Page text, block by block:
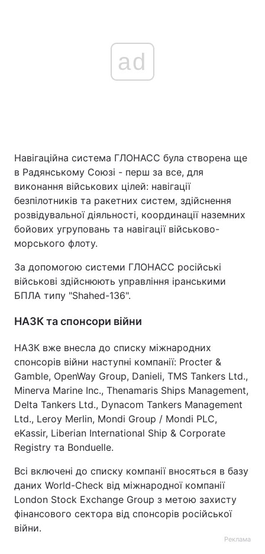
ad
Навігаційна система ГЛОНАСС була створена ще
в Радянському Союзі - перш за все, для
виконання військових цілей: навігації
безпілотників та ракетних систем, здійснення
розвідувальної діяльності, координації наземних
бойових угруповань та навігації військово-
морського флоту.
За допомогою системи ГЛОНАСС російські
військові здійснюють управління іранськими
БПЛА типу "Shahed-136".
НАЗК та спонсори війни
НАЗК вже внесла до списку міжнародних
спонсорів війни наступні компанії: Procter &
Gamble, OpenWay Group, Danieli, TMS Tankers Ltd.,
Minerva Marine Inc., Thenamaris Ships Management,
Delta Tankers Ltd., Dynacom Tankers Management
Ltd., Leroy Merlin, Mondi Group / Mondi PLC,
eKassir, Liberian International Ship & Corporate
Registry та Bonduelle.
Всі включені до списку компанії вносяться в базу
даних World-Check від міжнародної компанії
London Stock Exchange Group з метою захисту
фінансового сектора від спонсорів російської
війни.
Реклама